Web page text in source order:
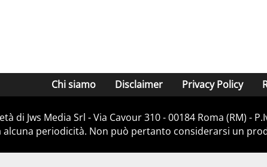
Chi siamo Disclaimer Privacy Policy
di Jws Media Srl - Via Cavour 310 - 00184 Roma (RM) -
periodicità. Non può pertanto considerarsi un